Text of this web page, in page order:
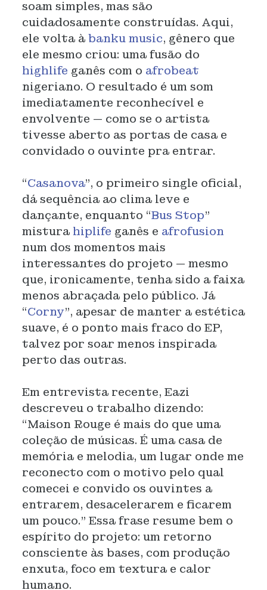
soam simples, mas são
cuidadosamente construídas. Aqui,
ele volta à banku music, gênero que
ele mesmo criou: uma fusão do
highlife ganês com o afrobeat
nigeriano. O resultado é um som
imediatamente reconhecível e
envolvente — como se o artista
tivesse aberto as portas de casa e
convidado o ouvinte pra entrar.
“Casanova”, o primeiro single oficial,
dá sequência ao clima leve e
dançante, enquanto “Bus Stop”
mistura hiplife ganês e afrofusion
num dos momentos mais
interessantes do projeto — mesmo
que, ironicamente, tenha sido a faixa
menos abraçada pelo público. Já
“Corny”, apesar de manter a estética
suave, é o ponto mais fraco do EP,
talvez por soar menos inspirada
perto das outras.
Em entrevista recente, Eazi
descreveu o trabalho dizendo:
“Maison Rouge é mais do que uma
coleção de músicas. É uma casa de
memória e melodia, um lugar onde me
reconecto com o motivo pelo qual
comecei e convido os ouvintes a
entrarem, desacelerarem e ficarem
um pouco.” Essa frase resume bem o
espírito do projeto: um retorno
consciente às bases, com produção
enxuta, foco em textura e calor
humano.